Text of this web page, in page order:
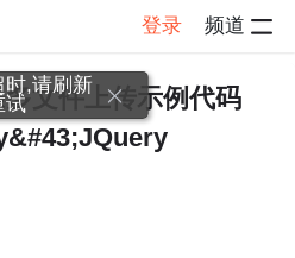
登录 频道
子详情
文件上传示例代码
时,请刷新
试